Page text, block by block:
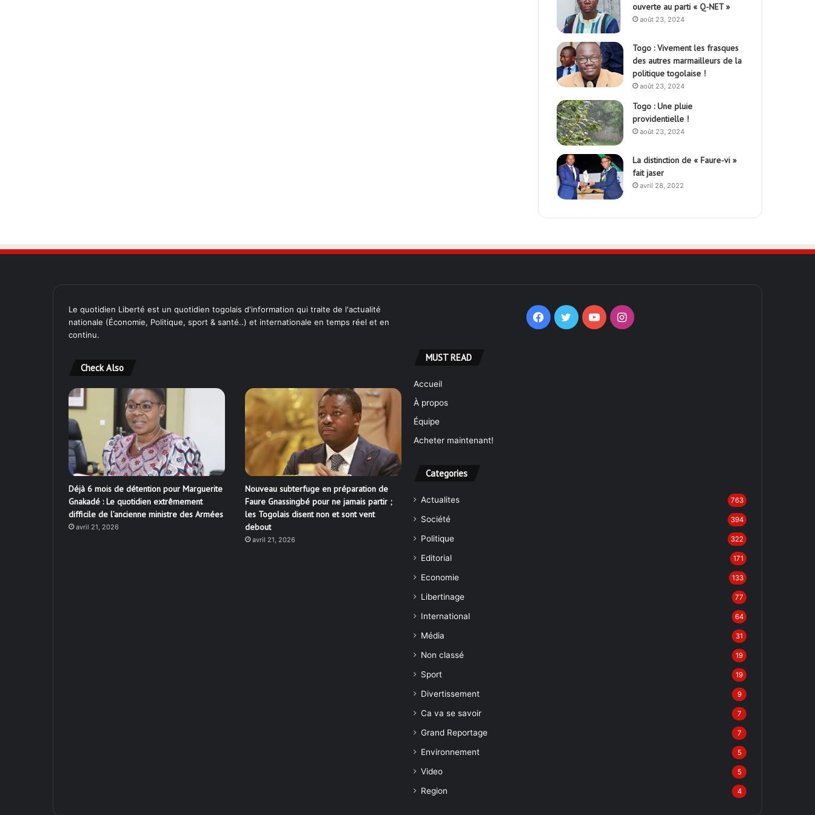
ouverte au parti « Q-NET »
août 23, 2024
Togo : Vivement les frasques
des autres marmailleurs de la
politique togolaise !
août 23, 2024
Togo : Une pluie
providentielle !
août 23, 2024
La distinction de « Faure-vi »
fait jaser
avril 28, 2022
Le quotidien Liberté est un quotidien togolais d'information qui traite de l'actualité
nationale (Économie, Politique, sport & santé..) et internationale en temps réel et en
continu.
Check Also
Déjà 6 mois de détention pour Marguerite
Gnakadé : Le quotidien extrêmement
difficile de l’ancienne ministre des Armées
avril 21, 2026
Nouveau subterfuge en préparation de
Faure Gnassingbé pour ne jamais partir ;
les Togolais disent non et sont vent
debout
avril 21, 2026
Facebook
TwitterYouTubeInstagram
MUST READ
Accueil
À propos
Équipe
Acheter maintenant!
Categories
Actualites 763
Société 394
Politique 322
Editorial 171
Economie 133
Libertinage 77
International 64
Média 31
Non classé 19
Sport 19
Divertissement 9
Ca va se savoir 7
Grand Reportage 7
Environnement 5
Video 5
Region 4